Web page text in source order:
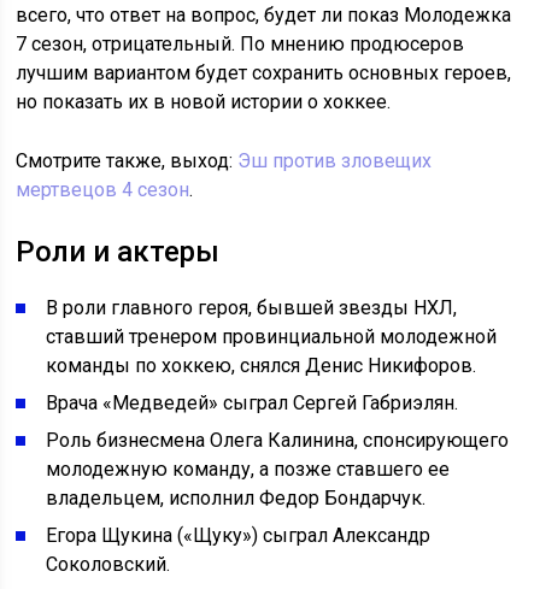
всего, что ответ на вопрос, будет ли показ Молодежка
7 сезон, отрицательный. По мнению продюсеров
лучшим вариантом будет сохранить основных героев,
но показать их в новой истории о хоккее.
Смотрите также, выход: Эш против зловещих
мертвецов 4 сезон.
Роли и актеры
В роли главного героя, бывшей звезды НХЛ,
ставший тренером провинциальной молодежной
команды по хоккею, снялся Денис Никифоров.
Врача «Медведей» сыграл Сергей Габриэлян.
Роль бизнесмена Олега Калинина, спонсирующего
молодежную команду, а позже ставшего ее
владельцем, исполнил Федор Бондарчук.
Егора Щукина («Щуку») сыграл Александр
Соколовский.